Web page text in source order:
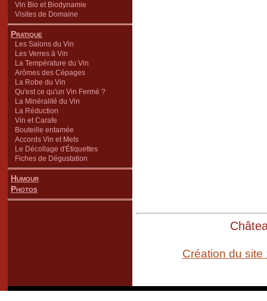
Vin Bio et Biodynamie
Visites de Domaine
Pratique
Les Salons du Vin
Les Verres à Vin
La Température du Vin
Arômes des Cépages
La Robe du Vin
Qu'est ce qu'un Vin Fermé ?
La Minéralité du Vin
La Réduction
Vin et Carafe
Bouteille entamée
Accords Vin et Mets
Le Décollage d'Étiquettes
Fiches de Dégustation
Humour
Photos
Création du site